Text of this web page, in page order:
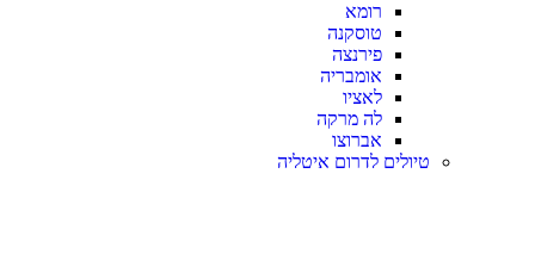
רומא
טוסקנה
פירנצה
אומבריה
לאציו
לה מרקה
אברוצו
טיולים לדרום איטליה